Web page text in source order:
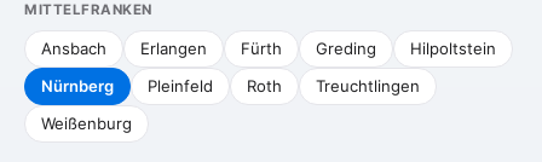
MITTELFRANKEN
Ansbach Erlangen Fürth Greding
Hilpoltstein
Nürnberg
Pleinfeld Roth
Treuchtlingen
Weißenburg